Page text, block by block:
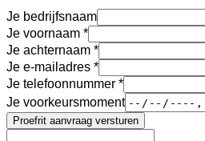
Je bedrijfsnaam
Je voornaam
Je achternaam
Je e-mailadres
Je telefoonnummer
Je voorkeursmoment
Proefrit aanvraag versturen